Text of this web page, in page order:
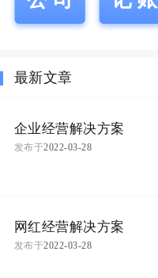
最新文章
企业经营解决方案
发布于2022-03-28
网红经营解决方案
发布于2022-03-28